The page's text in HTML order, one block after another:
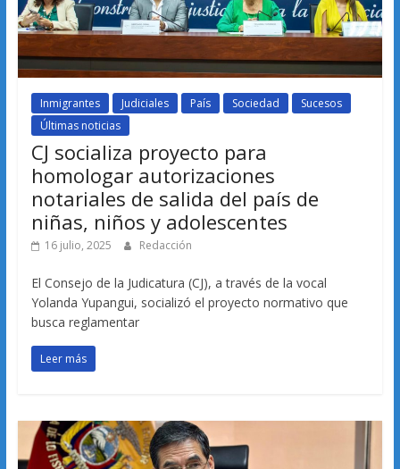
Inmigrantes Judiciales País Sociedad
Sucesos
Últimas noticias
CJ socializa proyecto para
homologar autorizaciones
notariales de salida del país de
niñas, niños y adolescentes
16 julio, 2025 Redacción
El Consejo de la Judicatura (CJ), a través de la vocal
Yolanda Yupangui, socializó el proyecto normativo que
busca reglamentar
Leer más